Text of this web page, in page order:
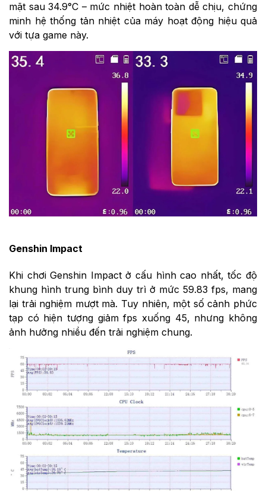
mặt sau 34.9°C – mức nhiệt hoàn toàn dễ chịu, chứng
minh hệ thống tản nhiệt của máy hoạt động hiệu quả
với tựa game này.
Genshin Impact
Khi chơi Genshin Impact ở cấu hình cao nhất, tốc độ
khung hình trung bình duy trì ở mức 59.83 fps, mang
lại trải nghiệm mượt mà. Tuy nhiên, một số cảnh phức
tạp có hiện tượng giảm fps xuống 45, nhưng không
ảnh hưởng nhiều đến trải nghiệm chung.